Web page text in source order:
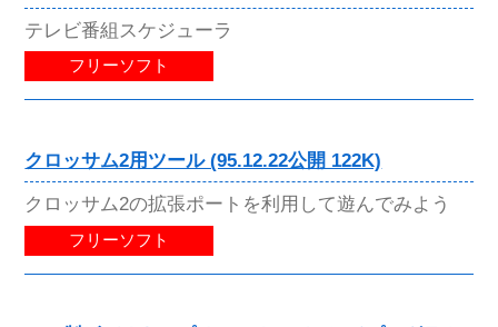
テレビ番組スケジューラ
フリーソフト
クロッサム2用ツール (95.12.22公開 122K)
クロッサム2の拡張ポートを利用して遊んでみよう
フリーソフト